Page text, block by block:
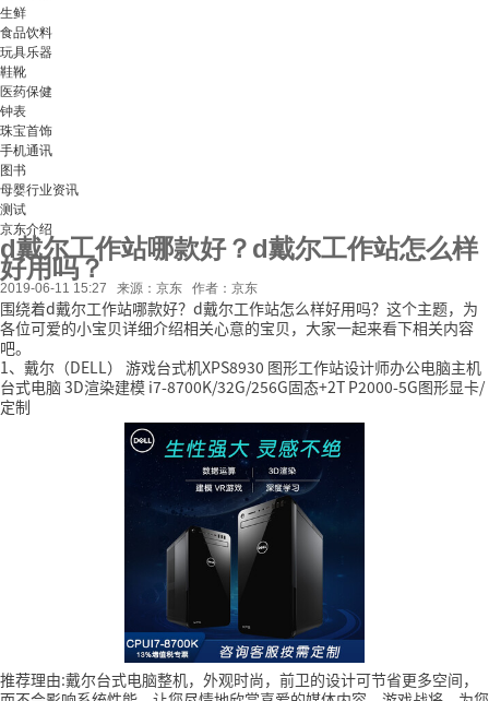
生鲜
食品饮料
玩具乐器
鞋靴
医药保健
钟表
珠宝首饰
手机通讯
图书
母婴行业资讯
测试
京东介绍
d戴尔工作站哪款好？d戴尔工作站怎么样
好用吗？
2019-06-11 15:27 来源：京东 作者：京东
围绕着d戴尔工作站哪款好？d戴尔工作站怎么样好用吗？这个主题，为
各位可爱的小宝贝详细介绍相关心意的宝贝，大家一起来看下相关内容
吧。
1、戴尔（DELL） 游戏台式机XPS8930 图形工作站设计师办公电脑主机
台式电脑 3D渲染建模 i7-8700K/32G/256G固态+2T P2000-5G图形显卡/
定制
推荐理由:戴尔台式电脑整机，外观时尚，前卫的设计可节省更多空间，